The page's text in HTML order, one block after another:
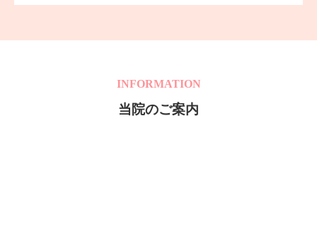
INFORMATION
当院のご案内